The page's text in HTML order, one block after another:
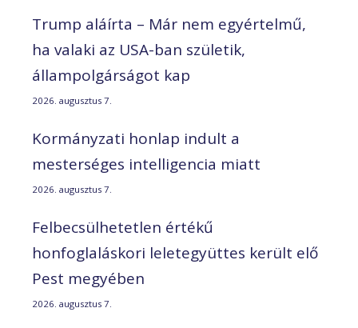
Trump aláírta – Már nem egyértelmű,
ha valaki az USA-ban születik,
állampolgárságot kap
2026. augusztus 7.
Kormányzati honlap indult a
mesterséges intelligencia miatt
2026. augusztus 7.
Felbecsülhetetlen értékű
honfoglaláskori leletegyüttes került elő
Pest megyében
2026. augusztus 7.